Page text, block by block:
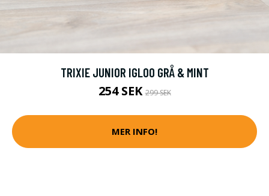
TRIXIE JUNIOR IGLOO GRÅ & MINT
254 SEK299 SEK
MER INFO!